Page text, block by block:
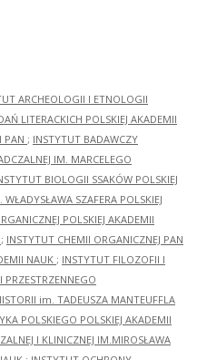
ARCHEOLOGII I ETNOLOGII
LITERACKICH POLSKIEJ AKADEMII
PAN ; INSTYTUT BADAWCZY
IM. MARCELEGO
BIOLOGII SSAKÓW POLSKIEJ
SZAFERA POLSKIEJ
POLSKIEJ AKADEMII
; INSTYTUT CHEMII ORGANICZNEJ PAN
NAUK ; INSTYTUT FILOZOFII I
im. TADEUSZA MANTEUFFLA
POLSKIEGO POLSKIEJ AKADEMII
I KLINICZNEJ IM.MIROSŁAWA